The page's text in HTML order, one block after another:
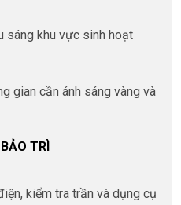
sáng khu vực sinh hoạt
gian cần ánh sáng vàng và
TRÌ
kiểm tra trần và dụng cụ